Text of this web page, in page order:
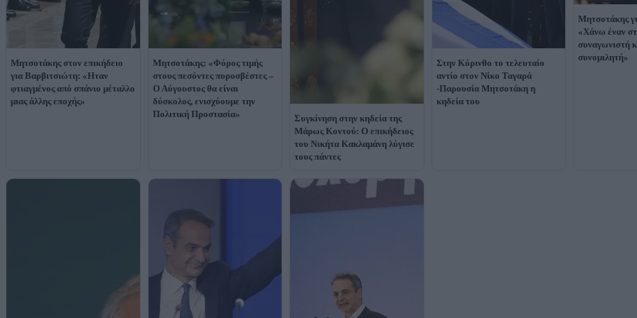
Μητσοτάκης στον επικήδειο
για Βαρβιτσιώτη: «Ηταν
φτιαγμένος από σπάνιο μέταλλο
μιας άλλης εποχής»
Μητσοτάκης: «Φόρος τιμής
στους πεσόντες πυροσβέστες –
Ο Αύγουστος θα είναι
δύσκολος, ενισχύουμε την
Πολιτική Προστασία»
Συγκίνηση στην κηδεία της
Μάρως Κοντού: Ο επικήδειος
του Νικήτα Κακλαμάνη λύγισε
τους πάντες
Στην Κόρινθο το τελευταίο
αντίο στον Νίκο Ταγαρά
-Παρουσία Μητσοτάκη η
κηδεία του
Μητσοτάκης
«Χάνω έναν
συναγωνιστή
συνομιλητή»